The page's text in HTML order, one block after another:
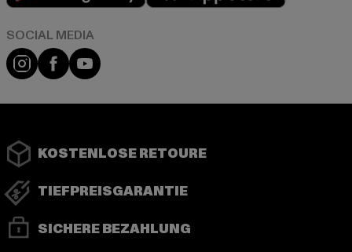
Instagram
FacebookYouTube
KOSTENLOSE RETOURE
TIEFPREISGARANTIE
SICHERE BEZAHLUNG